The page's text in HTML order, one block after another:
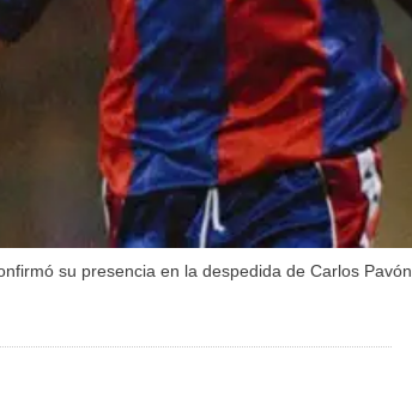
su presencia en la despedida de Carlos Pavón.